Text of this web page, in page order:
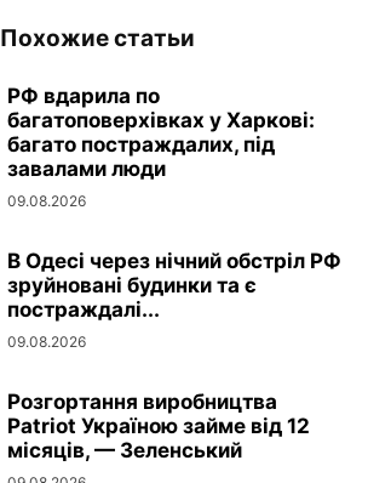
Похожие статьи
РФ вдарила по
багатоповерхівках у Харкові:
багато постраждалих, під
завалами люди
09.08.2026
В Одесі через нічний обстріл РФ
зруйновані будинки та є
постраждалі...
09.08.2026
Розгортання виробництва
Patriot Україною займе від 12
місяців, — Зеленський